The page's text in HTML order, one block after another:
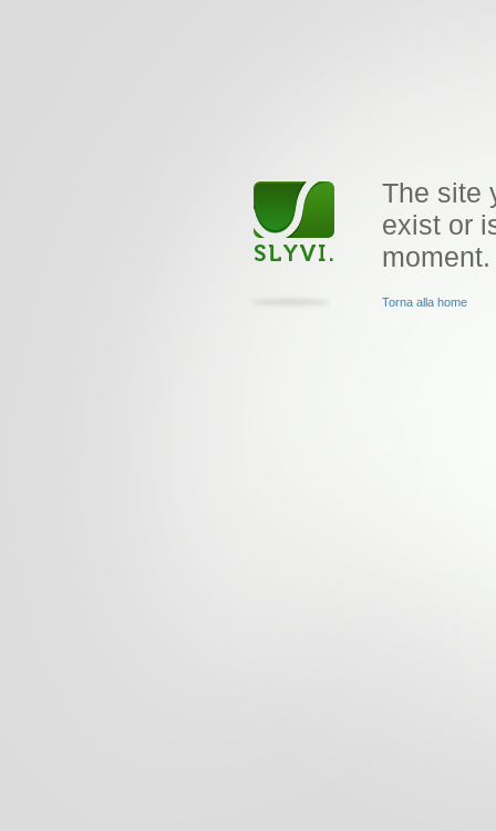
The site
exist or
moment.
Torna alla home